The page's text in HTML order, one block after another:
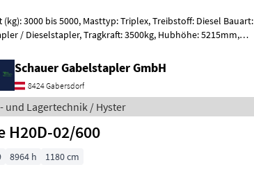
(kg): 3000 bis 5000, Masttyp: Triplex, Treibstoff: Diesel Bauart:
Tragkraft: 3500kg, Hubhöhe: 5215mm,
Schauer Gabelstapler GmbH
8424 Gabersdorf
und Lagertechnik / Hyster
H20D-02/600
8964 h 1180 cm